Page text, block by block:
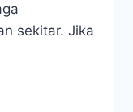
sekitar. Jika